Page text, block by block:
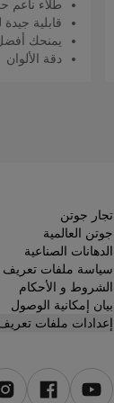
طلاء ناعم
قابلية
يمنحك
دقة الألوان
تجار جوتن
جوتن العالمية
الدهانات الصناعية
سياسة ملفات تعريف
الشروط و الأحكام
بيان إمكانية الوصول
إعدادات ملفات تعريف